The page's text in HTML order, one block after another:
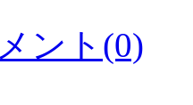
ント(0)